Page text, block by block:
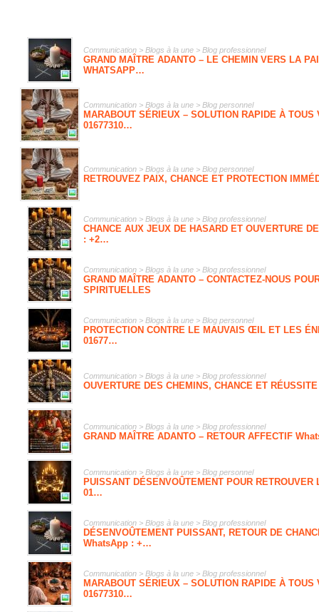
Communication > Blogs à la une > Blog professionnel
GRAND MAÎTRE ADANTO – LE CHEMIN VERS LA
WHATSAPP…
Communication > Blogs à la une > Blog personnel
MARABOUT SÉRIEUX – SOLUTION RAPIDE À
01677310…
Communication > Blogs à la une > Blog personnel
RETROUVEZ PAIX, CHANCE ET PROTECTION
Communication > Blogs à la une > Blog professionnel
CHANCE AUX JEUX DE HASARD ET OUVERTURE
: +2…
Communication > Blogs à la une > Blog professionnel
GRAND MAÎTRE ADANTO – CONTACTEZ-NOUS
SPIRITUELLES
Communication > Blogs à la une > Blog personnel
PROTECTION CONTRE LE MAUVAIS ŒIL ET LES
01677…
Communication > Blogs à la une > Blog professionnel
OUVERTURE DES CHEMINS, CHANCE ET
Communication > Blogs à la une > Blog professionnel
GRAND MAÎTRE ADANTO – RETOUR AFFECTIF
Communication > Blogs à la une > Blog personnel
PUISSANT DÉSENVOÛTEMENT POUR
01…
Communication > Blogs à la une > Blog professionnel
DÉSENVOÛTEMENT PUISSANT, RETOUR DE
WhatsApp : +…
Communication > Blogs à la une > Blog professionnel
MARABOUT SÉRIEUX – SOLUTION RAPIDE À
01677310…